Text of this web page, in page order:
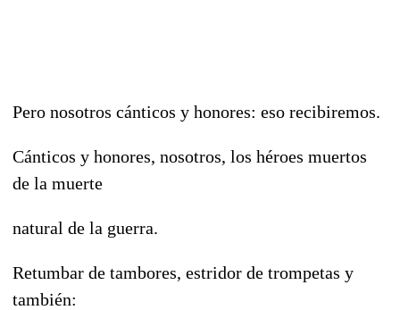
Pero nosotros cánticos y honores: eso recibiremos.
Cánticos y honores, nosotros, los héroes muertos
de la muerte
natural de la guerra.
Retumbar de tambores, estridor de trompetas y
también: